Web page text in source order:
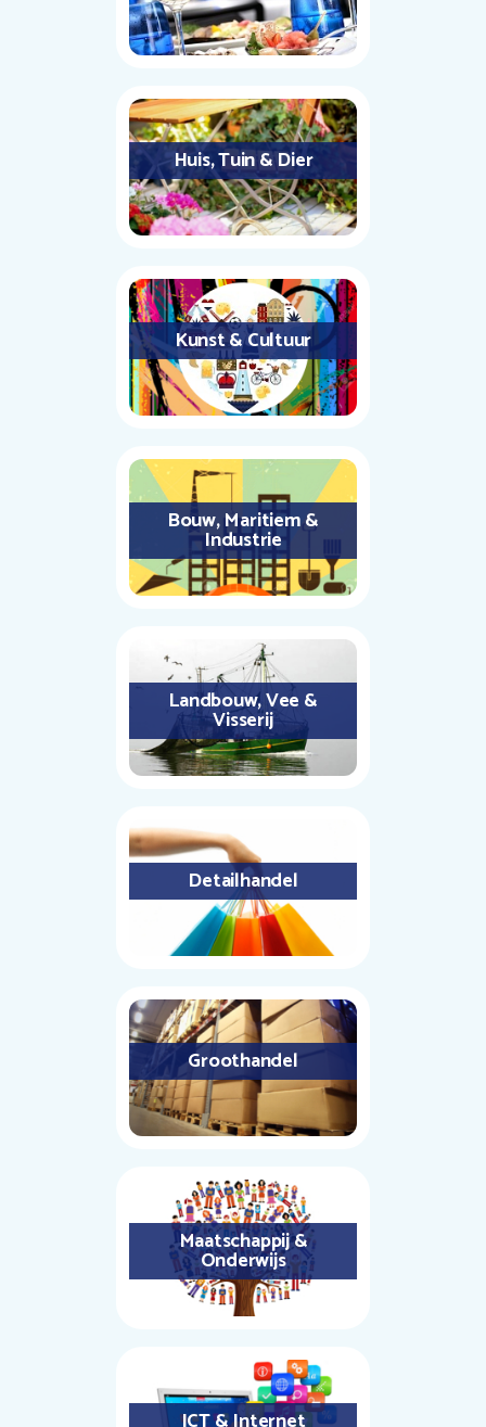
Huis, Tuin & Dier
Kunst & Cultuur
Bouw, Maritiem &
Industrie
Landbouw, Vee &
Visserij
Detailhandel
Groothandel
Maatschappij &
Onderwijs